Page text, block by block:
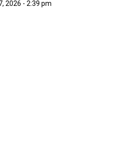
2026 - 2:39 pm